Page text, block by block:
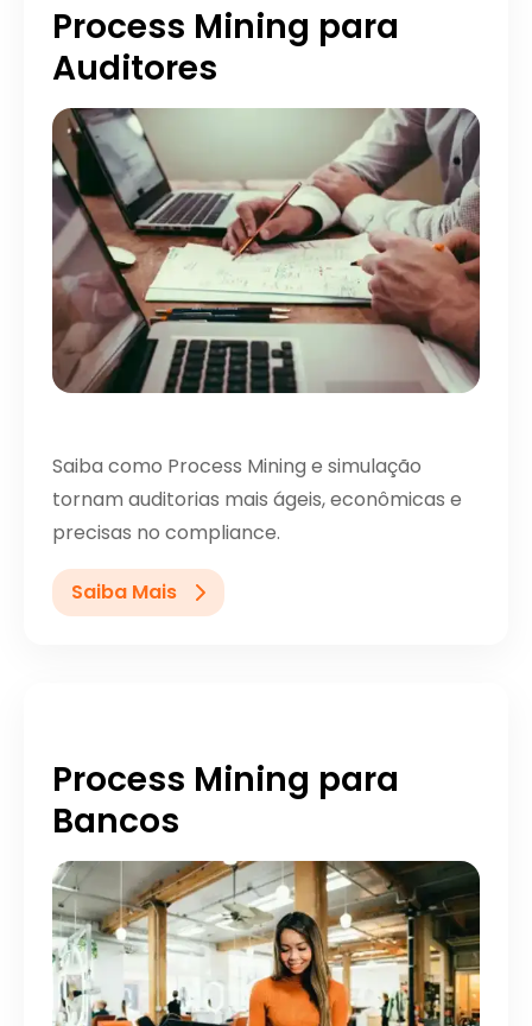
Process Mining para
Auditores
Saiba como Process Mining e simulação
tornam auditorias mais ágeis, econômicas e
precisas no compliance.
Saiba Mais
Process Mining para
Bancos